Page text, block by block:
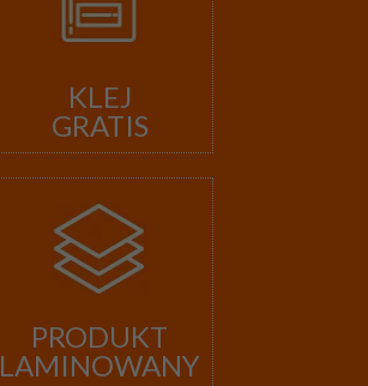
KLEJ
GRATIS
PRODUKT
LAMINOWANY